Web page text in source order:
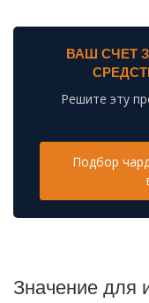
ВАШ СЧЕТ
Решите эту
Подбор
Значение для